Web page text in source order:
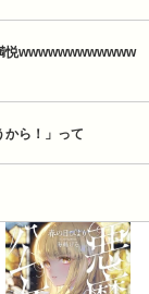
悦wwwwwwwwwwww
から！」って